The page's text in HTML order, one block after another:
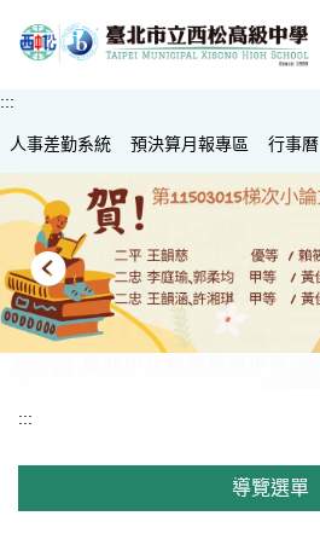
到
容
區
:::
人事差勤系統 預決算月報專區 行事曆
:::
導覽選單